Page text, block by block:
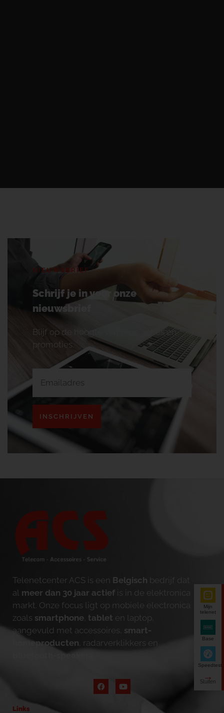
NIEUWSBRIEF
Schrijf je in voor onze
nieuwsbrief
Blijf op de hoogte van onze acties en
promoties.
INSCHRIJVEN
Telenetcenter ACS is een Belgisch bedrijf dat
al meer dan 30 jaar actief is in de elektronica
markt. Onze focus ligt op mobiele electronica
zoals smartphone tablet en laptop,
aangevuld met accessoires, smart-
homeproducten , radarverklikkers en
bluetooth-speakers
Links
Mijn
telenet
Base
Speedtest